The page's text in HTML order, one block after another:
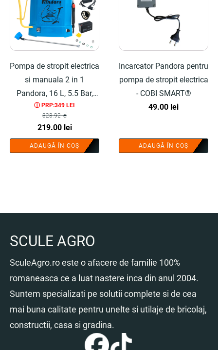
Pompa de stropit electrica
si manuala 2 in 1
Pandora, 16 L, 5.5 Bar,
regulator presiune - COBI
SMART®
ⓘ PRP:349 LEI
323.92lei
Prețul
inițial
a
219.00 leiPrețul
curent
este:
ADAUGĂ ÎN COȘ
Incarcator Pandora pentru
pompa de stropit electrica
- COBI SMART®
49.00 lei
ADAUGĂ ÎN COȘ
SCULE AGRO
SculeAgro.ro este o afacere de familie 100%
romaneasca ce a luat nastere inca din anul 2004.
Suntem specializati pe solutii complete si de cea
mai buna calitate pentru unelte si utilaje de bricolaj,
constructii, casa si gradina.